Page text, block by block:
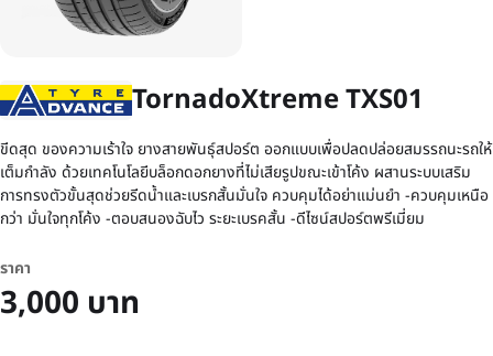
TornadoXtreme TXS01
ขีดสุด ของความเร้าใจ ยางสายพันธุ์สปอร์ต ออกแบบเพื่อปลดปล่อยสมรรถนะรถให้
เต็มกำลัง ด้วยเทคโนโลยีบล็อกดอกยางที่ไม่เสียรูปขณะเข้าโค้ง ผสานระบบเสริม
การทรงตัวขั้นสุดช่วยรีดน้ำและเบรกสั้นมั่นใจ ควบคุมได้อย่าแม่นยำ -ควบคุมเหนือ
กว่า มั่นใจทุกโค้ง -ตอบสนองฉับไว ระยะเบรคสั้น -ดีไซน์สปอร์ตพรีเมี่ยม
ราคา
3,000 บาท